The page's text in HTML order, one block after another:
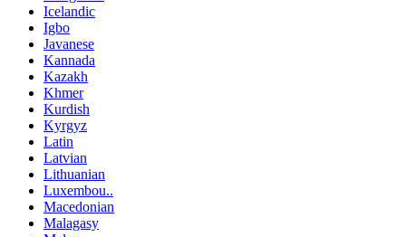
Icelandic
Igbo
Javanese
Kannada
Kazakh
Khmer
Kurdish
Kyrgyz
Latin
Latvian
Lithuanian
Luxembou..
Macedonian
Malagasy